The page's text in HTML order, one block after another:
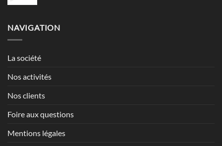
NAVIGATION
La société
Nos activités
Nos clients
Foire aux questions
Mentions légales